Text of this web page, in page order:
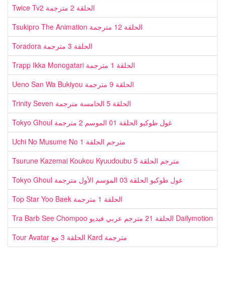
Twice Tv2 الحلقة 2 مترجمة
Tsukipro The Animation الحلقة 12 مترجمة
Toradora الحلقة 3 مترجمة
Trapp Ikka Monogatari الحلقة 1 مترجمة
Ueno San Wa Bukiyou الحلقة 9 مترجمة
Trinity Seven الحلقة 5 الخامسة مترجمة
Tokyo Ghoul غول طوكيو الحلقة 01 الموسم 2 مترجمة
Uchi No Musume No مترجم الحلقة 1
Tsurune Kazemai Koukou Kyuudoubu مترجم الحلقة 5
Tokyo Ghoul غول طوكيو الحلقة 03 الموسم الأول مترجمة
Top Star Yoo Baek الحلقة 1 مترجمة
Tra Barb See Chompoo الحلقة 21 مترجم عربي فيديو Dailymotion
Tour Avatar الحلقة 3 مع Kard مترجمة